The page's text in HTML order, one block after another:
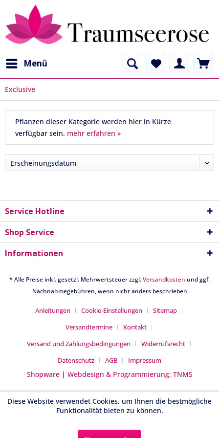
Menü
Exclusive
Pflanzen dieser Kategorie werden hier in Kürze
verfügbar sein. mehr erfahren »
Service Hotline
Shop Service
Informationen
* Alle Preise inkl. gesetzl. Mehrwertsteuer zzgl.Versandkosten und ggf.
Nachnahmegebühren, wenn nicht anders beschrieben
Anleitungen Cookie-Einstellungen
Sitemap
Versandtermine
Kontakt
Versand und Zahlungsbedingungen
Widerrufsrecht
Datenschutz
AGB Impressum
Shopware| Webdesign & Programmierung: TNMS
Diese Website verwendet Cookies, um Ihnen die bestmögliche
Funktionalität bieten zu können.